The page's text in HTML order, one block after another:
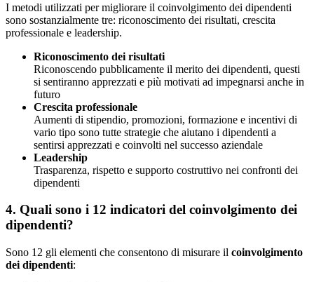
I metodi utilizzati per migliorare il coinvolgimento dei dipendenti
sono sostanzialmente tre: riconoscimento dei risultati, crescita
professionale e leadership.
Riconoscimento dei risultati
Riconoscendo pubblicamente il merito dei dipendenti, questi
si sentiranno apprezzati e più motivati ad impegnarsi anche in
futuro
Crescita professionale
Aumenti di stipendio, promozioni, formazione e incentivi di
vario tipo sono tutte strategie che aiutano i dipendenti a
sentirsi apprezzati e coinvolti nel successo aziendale
Leadership
Trasparenza, rispetto e supporto costruttivo nei confronti dei
dipendenti
4. Quali sono i 12 indicatori del coinvolgimento dei
dipendenti?
Sono 12 gli elementi che consentono di misurare il coinvolgimento
dei dipendenti: